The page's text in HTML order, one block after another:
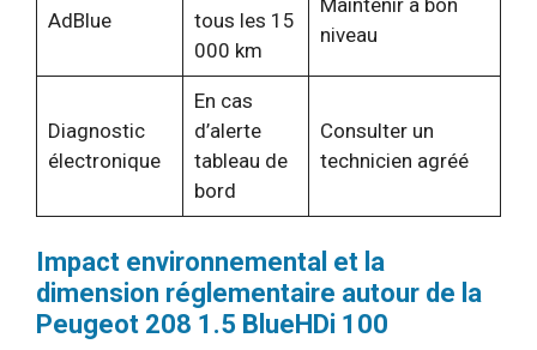
AdBlue
tous les 15
000 km
niveau
Diagnostic
électronique
En cas
d’alerte
tableau de
bord
Consulter un
technicien agréé
Impact environnemental et la
dimension réglementaire autour de la
Peugeot 208 1.5 BlueHDi 100